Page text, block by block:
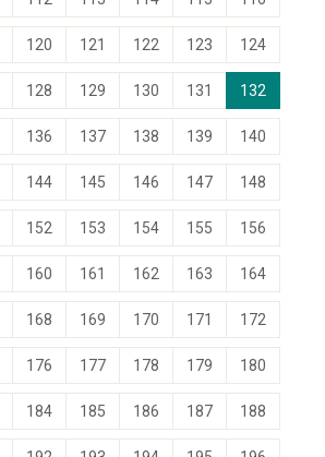
120 121 122 123 124
128 129 130 131 132
136 137 138 139 140
144 145 146 147 148
152 153 154 155 156
160 161 162 163 164
168 169 170 171 172
176 177 178 179 180
184 185 186 187 188